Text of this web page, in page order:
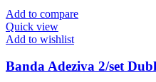
Add to compare
Quick view
Add to wishlist
Banda Adeziva 2/set